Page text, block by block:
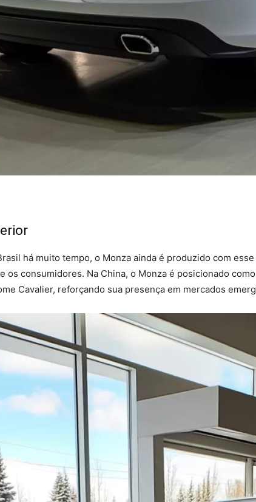
há muito tempo, o Monza ainda é produzido com
os consumidores. Na China, o Monza é posicionado
Cavalier, reforçando sua presença em mercados